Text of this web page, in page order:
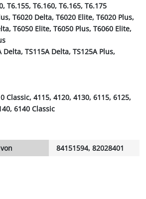
T6.155, T6.160, T6.165, T6.175
T6020 Delta, T6020 Elite, T6020 Plus,
T6050 Elite, T6050 Plus, T6060 Elite,
Delta, TS115A Delta, TS125A Plus,
Classic, 4115, 4120, 4130, 6115, 6125,
6140 Classic
84151594, 82028401